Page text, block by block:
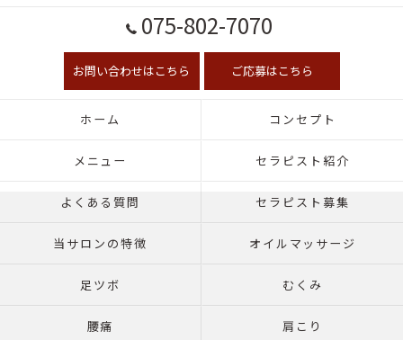
075-802-7070
お問い合わせはこちら ご応募はこちら
ホーム コンセプト
メニュー セラピスト紹介
よくある質問 セラピスト募集
当サロンの特徴 オイルマッサージ
足ツボ むくみ
腰痛 肩こり